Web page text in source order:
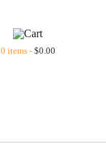
0 items - $0.00